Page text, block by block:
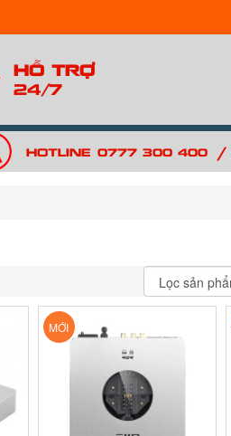
Hỗ trợ
24/7
Hotline: 0777 300 400 /
MỚI